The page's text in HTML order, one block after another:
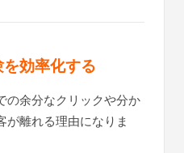
効率化する
の余分なクリックや分か
が離れる理由になりま